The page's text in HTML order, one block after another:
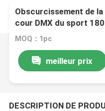
Obscurcissement de
cour DMX du sport
MOQ：1pc
meilleur prix
DESCRIPTION DE